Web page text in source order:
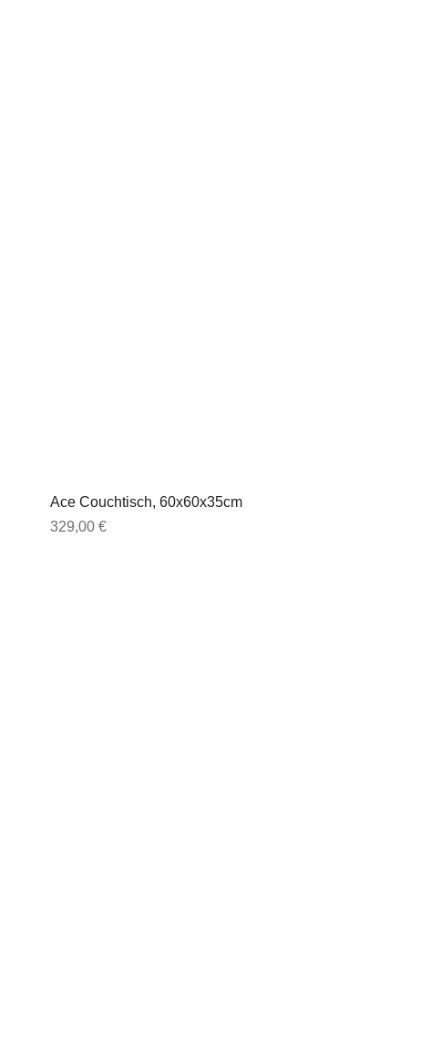
Ace Couchtisch, 60x60x35cm
Preis
329,00 €